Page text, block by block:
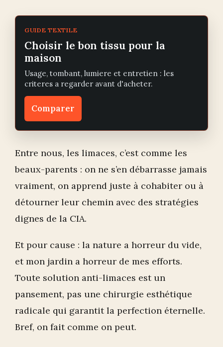
GUIDE TEXTILE
Choisir le bon tissu pour la
maison
Usage, tombant, lumiere et entretien : les
criteres a regarder avant d'acheter.
Comparer
Entre nous, les limaces, c’est comme les
beaux-parents : on ne s’en débarrasse jamais
vraiment, on apprend juste à cohabiter ou à
détourner leur chemin avec des stratégies
dignes de la CIA.
Et pour cause : la nature a horreur du vide,
et mon jardin a horreur de mes efforts.
Toute solution anti-limaces est un
pansement, pas une chirurgie esthétique
radicale qui garantit la perfection éternelle.
Bref, on fait comme on peut.